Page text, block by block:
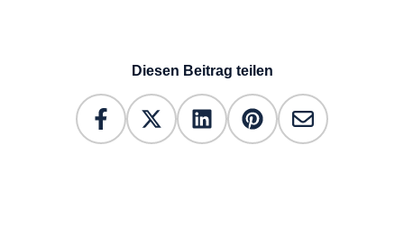
Diesen Beitrag teilen